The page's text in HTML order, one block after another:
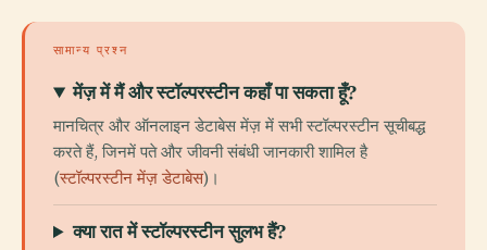
सामान्य प्रश्न
मेंज़ में मैं और स्टॉल्परस्टीन कहाँ पा सकता हूँ?
मानचित्र और ऑनलाइन डेटाबेस मेंज़ में सभी स्टॉल्परस्टीन सूचीबद्ध
करते हैं, जिनमें पते और जीवनी संबंधी जानकारी शामिल है
(स्टॉल्परस्टीन मेंज़ डेटाबेस)।
क्या रात में स्टॉल्परस्टीन सुलभ हैं?